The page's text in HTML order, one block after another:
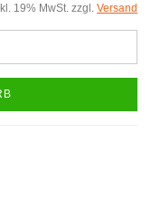
19% MwSt. zzgl. Versand